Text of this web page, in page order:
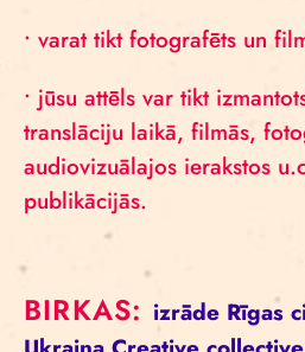
• varat tikt fotografēts un
• jūsu attēls var tikt
translāciju laikā, filmās,
audiovizuālajos ierakstos
publikācijās.
BIRKAS: izrāde Rīgas